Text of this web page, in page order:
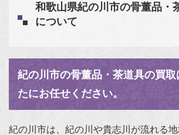
和歌山県紀の川市の骨董品・
について
紀の川市の骨董品・茶道具の買
たにお任せください。
紀の川市は、紀の川や貴志川が流れる